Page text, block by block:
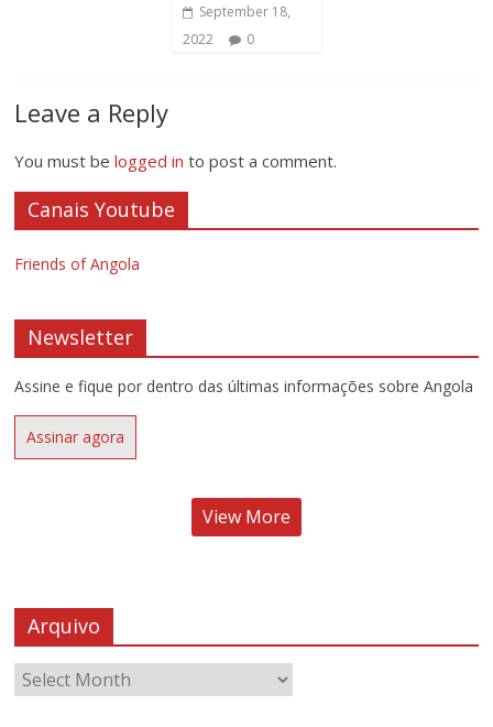
September 18,
2022
0
Leave a Reply
You must belogged in to post a comment.
Canais Youtube
Friends of Angola
Newsletter
Assine e fique por dentro das últimas informações sobre Angola
Assinar agora
View More
Arquivo